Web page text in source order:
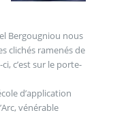
Bergougniou nous
clichés ramenés de
c’est sur le porte-
d’application
vénérable